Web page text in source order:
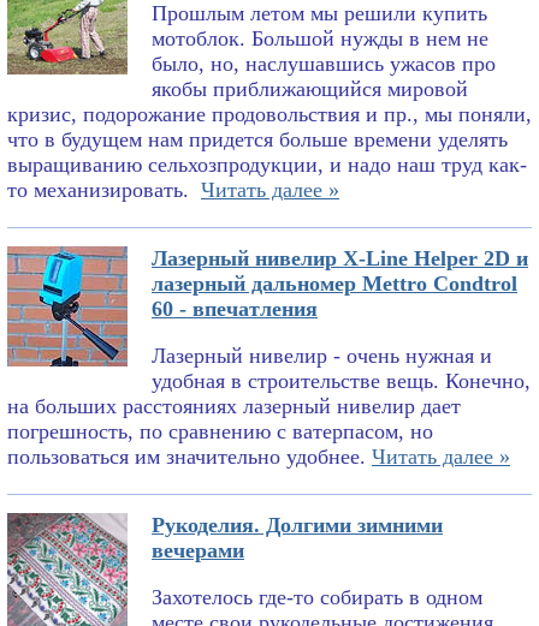
Прошлым летом мы решили купить
мотоблок. Большой нужды в нем не
было, но, наслушавшись ужасов про
якобы приближающийся мировой
кризис, подорожание продовольствия и пр., мы поняли,
что в будущем нам придется больше времени уделять
выращиванию сельхозпродукции, и надо наш труд как-
то механизировать. Читать далее »
Лазерный нивелир X-Line Helper 2D и
лазерный дальномер Mettro Condtrol
60 - впечатления
Лазерный нивелир - очень нужная и
удобная в строительстве вещь. Конечно,
на больших расстояниях лазерный нивелир дает
погрешность, по сравнению с ватерпасом, но
пользоваться им значительно удобнее. Читать далее »
Рукоделия. Долгими зимними
вечерами
Захотелось где-то собирать в одном